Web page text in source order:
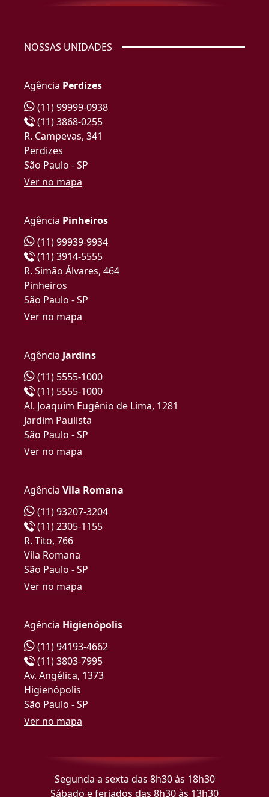
NOSSAS UNIDADES
Agência Perdizes
(11) 99999-0938
(11) 3868-0255
R. Campevas, 341
Perdizes
São Paulo - SP
Ver no mapa
Agência Pinheiros
(11) 99939-9934
(11) 3914-5555
R. Simão Álvares, 464
Pinheiros
São Paulo - SP
Ver no mapa
Agência Jardins
(11) 5555-1000
(11) 5555-1000
Al. Joaquim Eugênio de Lima, 1281
Jardim Paulista
São Paulo - SP
Ver no mapa
Agência Vila Romana
(11) 93207-3204
(11) 2305-1155
R. Tito, 766
Vila Romana
São Paulo - SP
Ver no mapa
Agência Higienópolis
(11) 94193-4662
(11) 3803-7995
Av. Angélica, 1373
Higienópolis
São Paulo - SP
Ver no mapa
Segunda a sexta das 8h30 às 18h30
Sábado e feriados das 8h30 às 13h30